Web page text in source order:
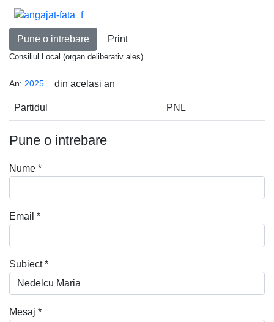
Pune o intrebare Print
Consiliul Local (organ deliberativ ales)
An: 2025 din acelasi an
Partidul PNL
Pune o intrebare
Nume *
Email *
Subiect*
Mesaj *